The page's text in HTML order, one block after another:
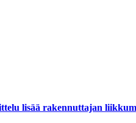
lisää rakennuttajan